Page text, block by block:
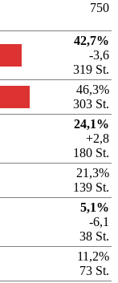
750
42,7%
-3,6
319 St.
46,3%
303 St.
24,1%
+2,8
180 St.
21,3%
139 St.
5,1%
-6,1
38 St.
11,2%
73 St.